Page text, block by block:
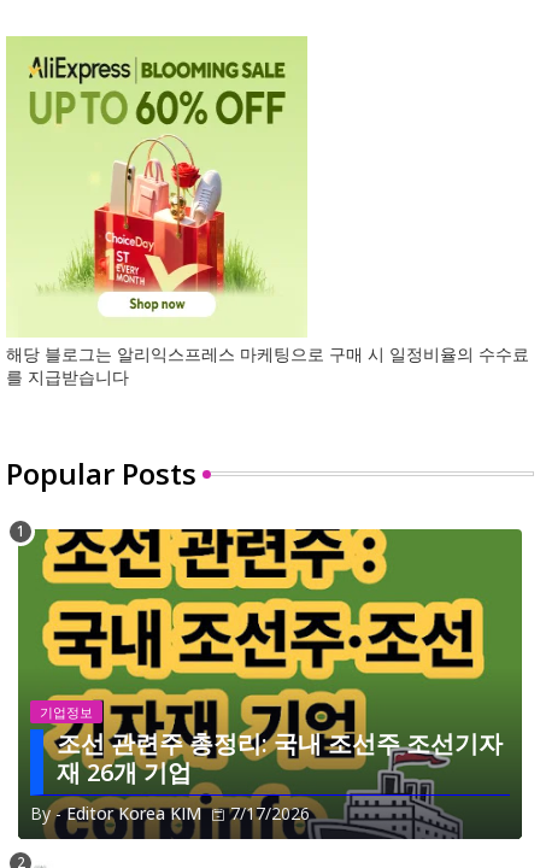
해당 블로그는 알리익스프레스 마케팅으로 구매 시 일정비율의 수수료
를 지급받습니다
Popular Posts
기업정보
조선 관련주 총정리: 국내 조선주 조선기자
재 26개 기업
By - Editor Korea KIM 7/17/2026